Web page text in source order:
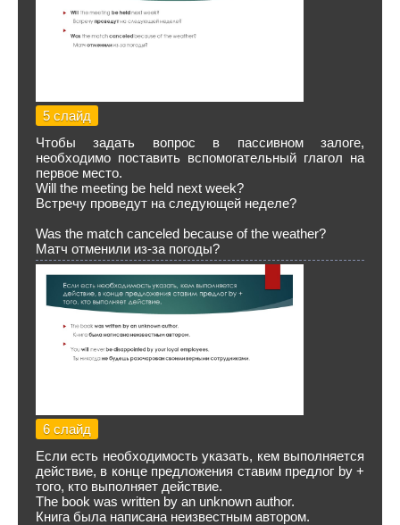
5 слайд
Чтобы задать вопрос в пассивном залоге,
необходимо поставить вспомогательный глагол на
первое место.
Will the meeting be held next week?
Встречу проведут на следующей неделе?
Was the match canceled because of the weather?
Матч отменили из-за погоды?
6 слайд
Если есть необходимость указать, кем выполняется
действие, в конце предложения ставим предлог by +
того, кто выполняет действие.
The book was written by an unknown author.
Книга была написана неизвестным автором.